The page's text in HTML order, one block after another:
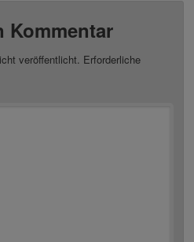
Kommentar
veröffentlicht. Erforderliche